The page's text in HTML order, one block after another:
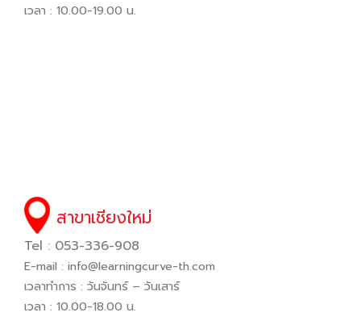
เวลา : 10.00-19.00 น.
สาขาเชียงใหม่
Tel : 053-336-908
E-mail : info@learningcurve-th.com
เวลาทำการ : วันจันทร์ – วันเสาร์
เวลา : 10.00-18.00 น.